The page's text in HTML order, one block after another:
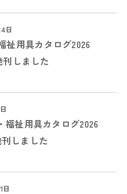
日
祉用具カタログ2026
しました
福祉用具カタログ2026
しました
日